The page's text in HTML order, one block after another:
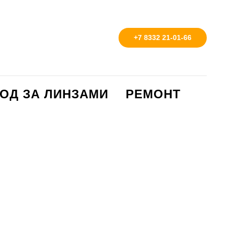
+7 8332 21-01-66
ЗА ЛИНЗАМИ РЕМОНТ